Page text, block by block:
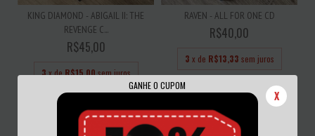
GANHE O CUPOM
X
KING DIAMOND - ABIGAIL II: THE
REVENGE C...
R$45,00
3x deR$15,00sem juros
RAVEN - ALL FOR ONE CD
R$40,00
3 x de R$13,33 sem juros